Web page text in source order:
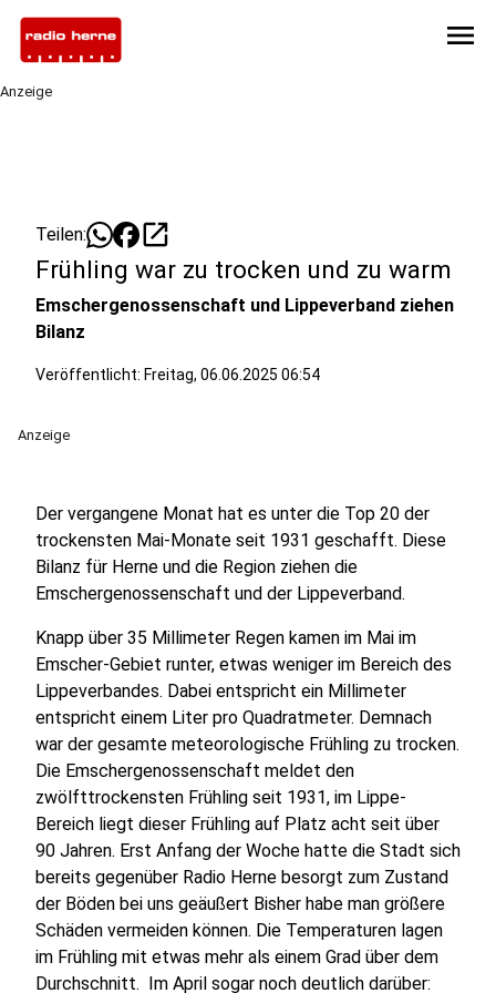
menu
Anzeige
Teilen: open_in_new
Frühling war zu trocken und zu warm
Emschergenossenschaft und Lippeverband ziehen
Bilanz
Veröffentlicht: Freitag, 06.06.2025 06:54
Anzeige
Der vergangene Monat hat es unter die Top 20 der
trockensten Mai-Monate seit 1931 geschafft. Diese
Bilanz für Herne und die Region ziehen die
Emschergenossenschaft und der Lippeverband.
Knapp über 35 Millimeter Regen kamen im Mai im
Emscher-Gebiet runter, etwas weniger im Bereich des
Lippeverbandes. Dabei entspricht ein Millimeter
entspricht einem Liter pro Quadratmeter. Demnach
war der gesamte meteorologische Frühling zu trocken.
Die Emschergenossenschaft meldet den
zwölfttrockensten Frühling seit 1931, im Lippe-
Bereich liegt dieser Frühling auf Platz acht seit über
90 Jahren. Erst Anfang der Woche hatte die Stadt sich
bereits gegenüber Radio Herne besorgt zum Zustand
der Böden bei uns geäußert Bisher habe man größere
Schäden vermeiden können. Die Temperaturen lagen
im Frühling mit etwas mehr als einem Grad über dem
Durchschnitt. Im April sogar noch deutlich darüber: